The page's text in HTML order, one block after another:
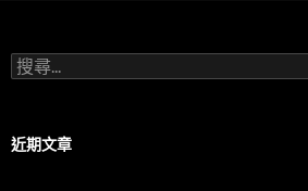
搜
尋
字:
近期文章